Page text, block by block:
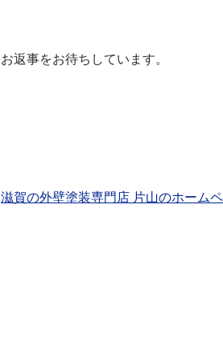
お返事をお待ちしています。
滋賀の外壁塗装専門店 片山のホーム